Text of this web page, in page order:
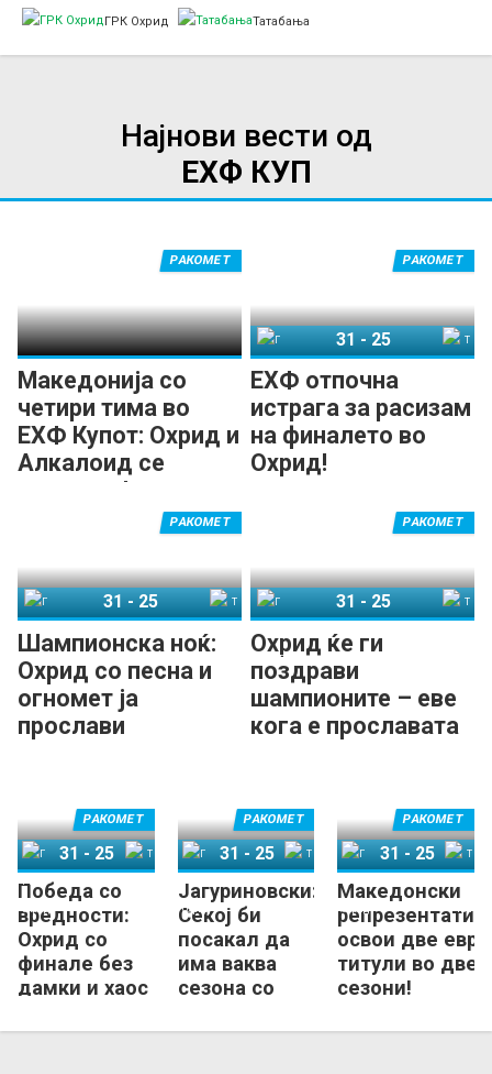
ГРК Охрид Татабања
Најнови вести од
ЕХФ КУП
Македонија со
четири тима во
ЕХФ Купот: Охрид и
Алкалоид се
носители!
РАКОМЕТ
ЕХФ отпочна
истрага за расизам
на финалето во
Охрид!
РАКОМЕТ
31 - 25
Шампионска ноќ:
Охрид со песна и
огномет ја
прослави
РАКОМЕТ
31-25
Охрид ќе ги
поздрави
шампионите – еве
кога е прославата
РАКОМЕТ
31-25
Победа со
вредности:
Охрид со
финале без
дамки и хаос
страст и со
РАКОМЕТ
ГРК Охрид
31 - 25
Јагуриновски:
Секој би
посакал да
има ваква
сезона со
РАКОМЕТ
ГРК Охрид
31 - 25
Татабања
Македонски
освои две
титули во две
сезони!
РАКОМЕТ
ГРК Охрид
31 - 25